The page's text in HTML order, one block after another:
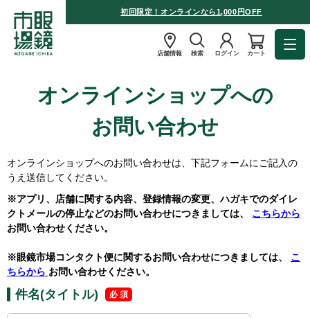
初回限定！オンラインなら1,000円OFF
店舗情報 検索 ログイン カート
オンラインショップへの
お問い合わせ
オンラインショップへのお問い合わせは、下記フォームにご記入の
うえ送信してください。
※アプリ、店舗に関する内容、登録情報の変更、ハガキでのダイレ
クトメールの停止などのお問い合わせにつきましては、 こちらから
お問い合わせください。
※眼鏡市場コンタクト便に関するお問い合わせにつきましては、 こ
ちらから お問い合わせください。
件名(タイトル)